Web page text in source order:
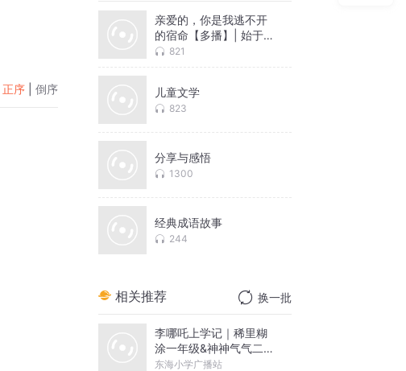
正序 倒序
亲爱的，你是我逃不开
的宿命【多播】| 始于校
园的青春虐恋
821
儿童文学
823
分享与感悟
1300
经典成语故事
244
相关推荐 换一批
李哪吒上学记｜稀里糊
涂一年级&神神气气二年
级
东海小学广播站